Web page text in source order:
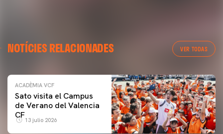
NOTÍCIES RELACIONADES VER TODAS
ACADÈMIA VCF
Sato visita el Campus
de Verano del Valencia
CF
13 julio 2026